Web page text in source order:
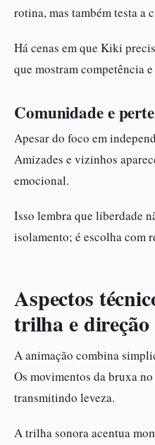
rotina, mas também testa a
Há cenas em que Kiki
que mostram competência
Comunidade e
Apesar do foco em
Amizades e vizinhos
emocional.
Isso lembra que liberdade
isolamento; é escolha com
Aspectos
trilha e direção
A animação combina
Os movimentos da bruxa
transmitindo leveza.
A trilha sonora acentua